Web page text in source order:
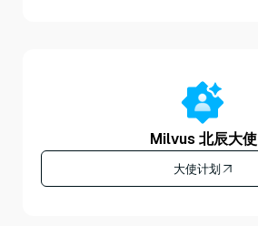
Milvus 北辰大使
大使计划